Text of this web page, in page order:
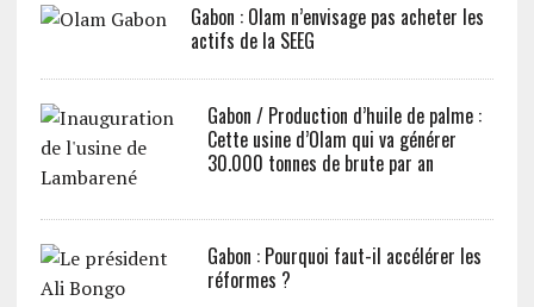
Gabon : Olam n’envisage pas acheter les
actifs de la SEEG
Gabon / Production d’huile de palme :
Cette usine d’Olam qui va générer
30.000 tonnes de brute par an
Gabon : Pourquoi faut-il accélérer les
réformes ?